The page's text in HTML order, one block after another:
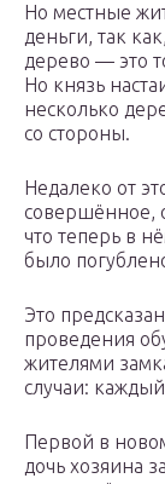
Но местные
деньги, так
дерево — это
Но князь
несколько
со стороны.
Недалеко от
совершённое,
что теперь в
было
Это
проведения
жителями
случаи:
Первой в
дочь хозяина